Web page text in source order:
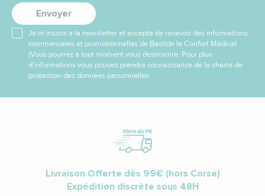
Envoyer
Je m’inscris à la newsletter et accepte de recevoir des informations
commerciales et promotionnelles de Bastide le Confort Médical.
(Vous pourrez à tout moment vous désinscrire. Pour plus
d’informations vous pouvez prendre connaissance de la charte de
protection des données personnelles.
Livraison Offerte dès 99€ (hors Corse)
Expédition discrète sous 48H